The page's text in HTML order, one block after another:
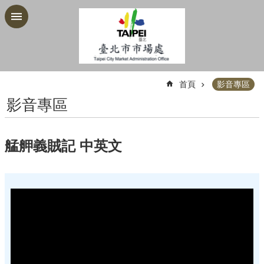
跳到主要內容區塊
首頁 影音專區
影音專區
艋舺義賊記 中英文